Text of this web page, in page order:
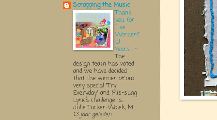
Scrapping the Music
Thank
you for
Five
Wonderf
ul
Years... -
The
design team has voted
and we have decided
that the winner of our
very special "Try
Everyday" and Mis-sung
Lyrics challenge is...
Julie Tucker-Wolek, M...
13 jaar geleden